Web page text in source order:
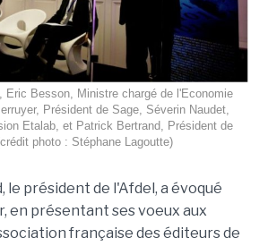
Eric Besson, Ministre chargé de l'Economie
Président de Sage, Séverin Naudet,
Etalab, et Patrick Bertrand, Président de
photo : Stéphane Lagoutte)
le président de l'Afdel, a évoqué
en présentant ses voeux aux
française des éditeurs de